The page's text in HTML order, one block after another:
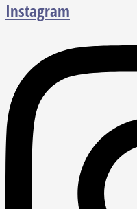
Instagram